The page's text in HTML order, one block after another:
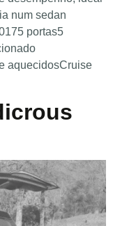
num sedan
portas5
aquecidosCruise